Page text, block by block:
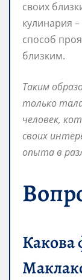
своих
кулинария
способ
близким.
Таким
только
человек,
своих
опыта в
Какова